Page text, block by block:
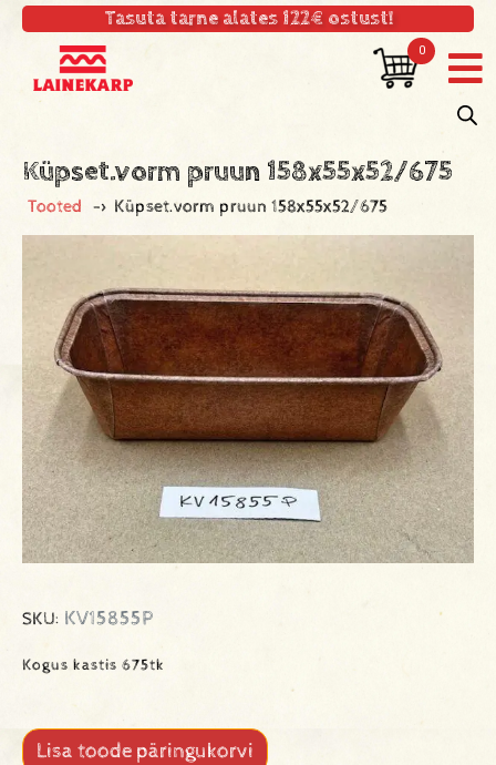
Tasuta tarne alates 122€ ostust!
0
Küpset.vorm pruun 158x55x52/675
Tooted -> Küpset.vorm pruun 158x55x52/675
SKU: KV15855P
Kogus kastis 675tk
Lisa toode päringukorvi